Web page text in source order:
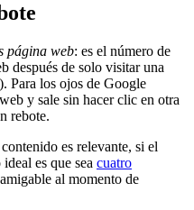
página web: es el número de
después de solo visitar una
Para los ojos de Google
y sale sin hacer clic en otra
rebote.
es relevante, si el
es que sea cuatro
al momento de